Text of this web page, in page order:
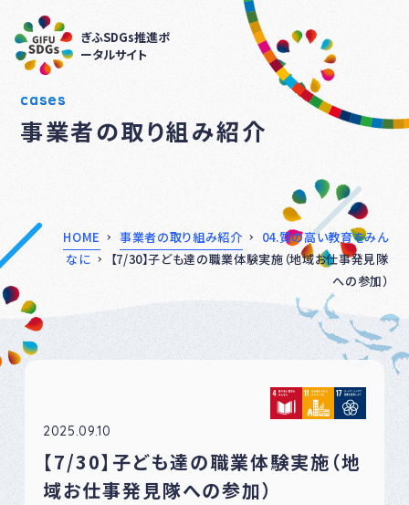
ぎふSDGs推進ポ
ータルサイト
cases
事業者の取り組み紹介
HOME 事業者の取り組み紹介
04.質の高い教育をみん
なに
【7/30】子ども達の職業体験実施（地域お仕事発見隊
への参加）
2025.09.10
【7/30】子ども達の職業体験実施（地
域お仕事発見隊への参加）